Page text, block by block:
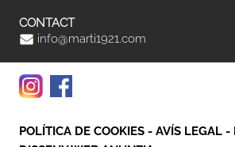
CONTACT
info@marti1921.com
POLÍTICA DE COOKIES - AVÍS LEGAL -